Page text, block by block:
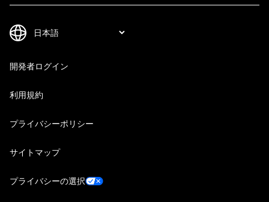
開発者ログイン
利用規約
プライバシーポリシー
サイトマップ
プライバシーの選択